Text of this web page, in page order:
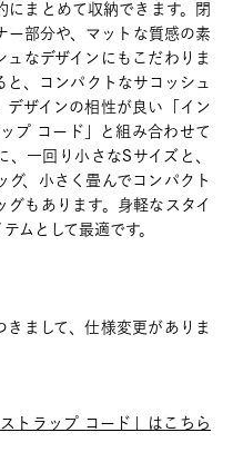
まとめて収納できます。閉
ー部分や、マットな質感の素
なデザインにもこだわりま
、コンパクトなサコッシュ
デザインの相性が良い「イン
プ コード」と組み合わせて
一回り小さなSサイズと、
、小さく畳んでコンパクト
グもあります。身軽なスタイ
ムとして最適です。
まして、仕様変更がありま
トラップ コード」はこちら